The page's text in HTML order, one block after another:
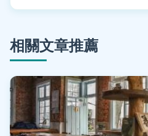
相關文章推薦